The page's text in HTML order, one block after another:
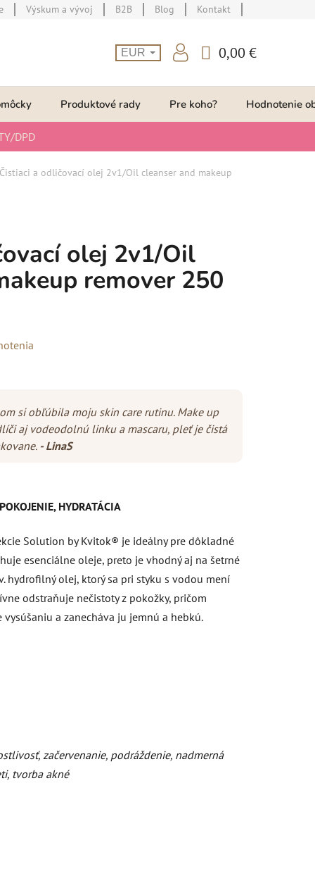
Výskum a vývoj B2B Blog Kontakt
EUR
KOŠÍK
0,00 €
Produktové rady Pre koho? Hodnotenie
DPD
Čistiaci a odličovací olej 2v1/Oil cleanser and makeup
olej 2v1/Oil
remover 250
si obľúbila moju skin care rutinu. Make up
aj vodeodolnú linku a mascaru, pleť je čistá
- LinaS
HYDRATÁCIA
Solution by Kvitok® je ideálny pre dôkladné
esenciálne oleje, preto je vhodný aj na šetrné
hydrofilný olej, ktorý sa pri styku s vodou mení
odstraňuje nečistoty z pokožky, pričom
a zanecháva ju jemnú a hebkú.
začervenanie, podráždenie, nadmerná
tvorba akné